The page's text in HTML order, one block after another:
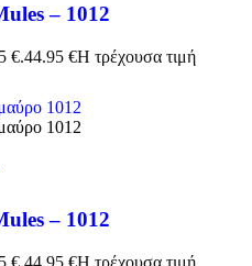
– 1012
€.44.95 €Η τρέχουσα τιμή
– 1012
€.44.95 €Η τρέχουσα τιμή